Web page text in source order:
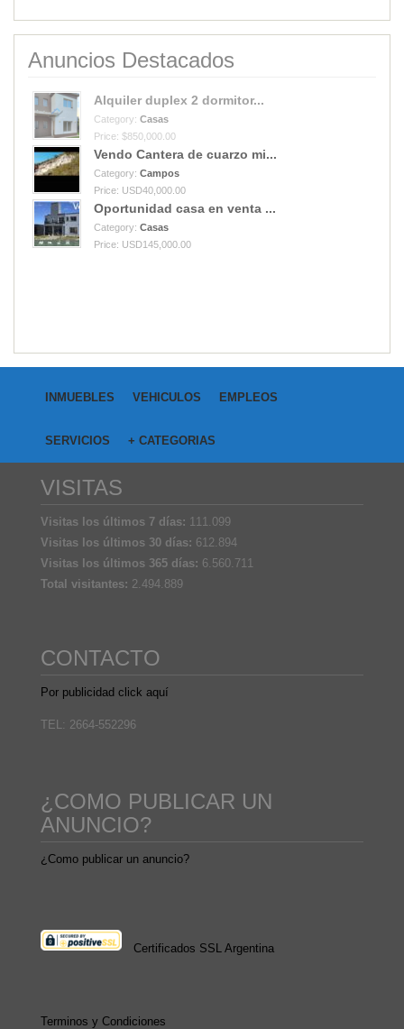
Anuncios Destacados
Alquiler duplex 2 dormitor...
Category: Casas
Price: $850,000.00
Vendo Cantera de cuarzo mi...
Category: Campos
Price: USD40,000.00
Oportunidad casa en venta ...
Category: Casas
Price: USD145,000.00
INMUEBLES VEHICULOS EMPLEOS
SERVICIOS + CATEGORIAS
VISITAS
Visitas los últimos 7 días: 111.099
Visitas los últimos 30 días: 612.894
Visitas los últimos 365 días: 6.560.711
Total visitantes: 2.494.889
CONTACTO
Por publicidad click aquí
TEL: 2664-552296
¿COMO PUBLICAR UN
ANUNCIO?
¿Como publicar un anuncio?
Certificados SSL Argentina
Terminos y Condiciones